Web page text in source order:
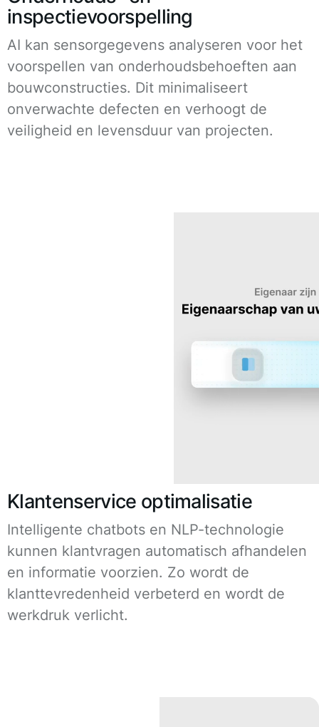
inspectievoorspelling
AI kan sensorgegevens analyseren voor het
voorspellen van onderhoudsbehoeften aan
bouwconstructies. Dit minimaliseert
onverwachte defecten en verhoogt de
veiligheid en levensduur van projecten.
Klantenservice optimalisatie
Intelligente chatbots en NLP-technologie
kunnen klantvragen automatisch afhandelen
en informatie voorzien. Zo wordt de
klanttevredenheid verbeterd en wordt de
werkdruk verlicht.